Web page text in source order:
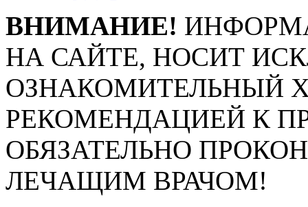
ВНИМАНИЕ!
НА САЙТЕ, НОСИТ
ОЗНАКОМИТЕЛЬНЫЙ
РЕКОМЕНДАЦИЕЙ К
ОБЯЗАТЕЛЬНО
ЛЕЧАЩИМ ВРАЧОМ!